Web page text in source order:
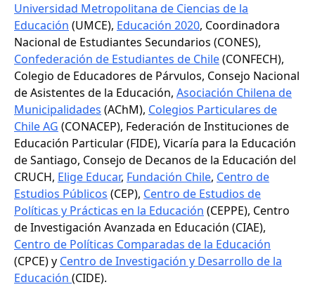
Universidad Metropolitana de Ciencias de la
Educación (UMCE), Educación 2020, Coordinadora
Nacional de Estudiantes Secundarios (CONES),
Confederación de Estudiantes de Chile(CONFECH),
Colegio de Educadores de Párvulos, Consejo Nacional
de Asistentes de la Educación, Asociación Chilena de
Municipalidades (AChM), Colegios Particulares de
Chile AG (CONACEP), Federación de Instituciones de
Educación Particular (FIDE), Vicaría para la Educación
de Santiago, Consejo de Decanos de la Educación del
CRUCH, Elige Educar, Fundación Chile, Centro de
Estudios Públicos (CEP), Centro de Estudios de
Políticas y Prácticas en la Educación (CEPPE), Centro
de Investigación Avanzada en Educación (CIAE),
Centro de Políticas Comparadas de la Educación
(CPCE) y Centro de Investigación y Desarrollo de la
Educación (CIDE).